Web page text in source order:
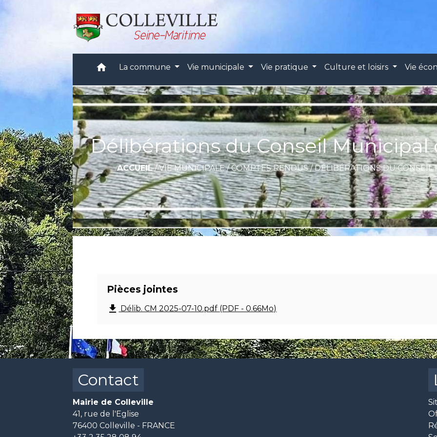
home La commune Vie municipale Vie pratique Culture et loisirs Vie
Délibérations du Conseil Municipal
ACCUEIL/VIE MUNICIPALE/COMPTES RENDUS/DÉLIBÉRATIONS DU
Pièces jointes
file_download Délib. CM 2025-07-10.pdf (PDF - 0.66Mo)
Contact
Mairie de Colleville
41, rue de l'Eglise
76400 Colleville - FRANCE